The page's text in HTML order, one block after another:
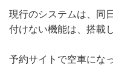
現行のシステムは、同
付けない機能は、搭載
予約サイトで空車にな